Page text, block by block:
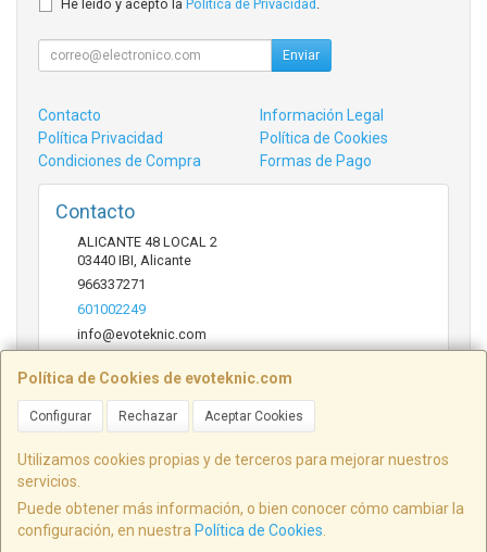
Política de Cookies de evoteknic.com
Configurar Rechazar Aceptar Cookies
Utilizamos cookies propias y de terceros para mejorar nuestros
servicios.
Puede obtener más información, o bien conocer cómo cambiar la
configuración, en nuestra Política de Cookies
He leído y acepto la Política de Privacidad
Enviar
Contacto
Información Legal
Política Privacidad
Política de Cookies
Condiciones de Compra
Formas de Pago
Contacto
ALICANTE 48 LOCAL 2
03440 IBI Alicante
966337271
601002249
info@evoteknic.com
Horario
ALICANTE 48 LOCAL 2, 03440, Alicante, España. - C.I.F.: B54578497 - Tfno:
601002249